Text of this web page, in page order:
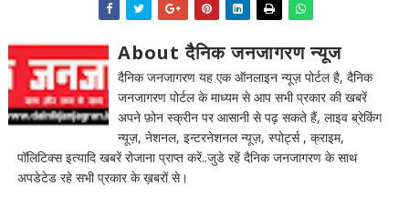
About दैनिक जनजागरण न्यूज
दैनिक जनजागरण यह एक ऑनलाइन न्यूज़ पोर्टल है, दैनिक
जनजागरण पोर्टल के माध्यम से आप सभी प्रकार की खबरें
अपने फ़ोन स्क्रीन पर आसानी से पढ़ सकते हैं, लाइव ब्रेकिंग
न्यूज़, नेशनल, इन्टरनेशनल न्यूज़, स्पोर्ट्स , क्राइम,
पॉलिटिक्स इत्यादि खबरें रोजाना प्राप्त करें..जुडे रहें दैनिक जनजागरण के साथ
अपडेटेड रहे सभी प्रकार के ख़बरों से।